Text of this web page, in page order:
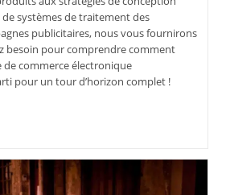
de systèmes de traitement des
publicitaires, nous vous fournirons
besoin pour comprendre comment
commerce électronique
pour un tour d’horizon complet !